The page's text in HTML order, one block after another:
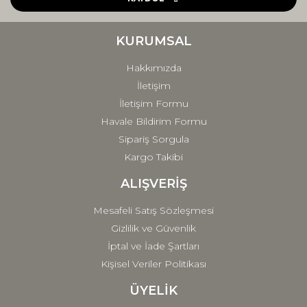
Ürün fiyatı diğer sitelerden daha pahalı.
Gönder
KURUMSAL
Hakkımızda
İletişim
İletişim Formu
Havale Bildirim Formu
Sipariş Sorgula
Kargo Takibi
ALIŞVERİŞ
Mesafeli Satış Sözleşmesi
Gizlilik ve Güvenlik
İptal ve İade Şartları
Kişisel Veriler Politikası
ÜYELİK